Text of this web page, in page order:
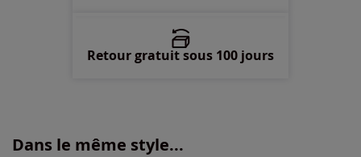
Retour gratuit sous 100 jours
Dans le même style...